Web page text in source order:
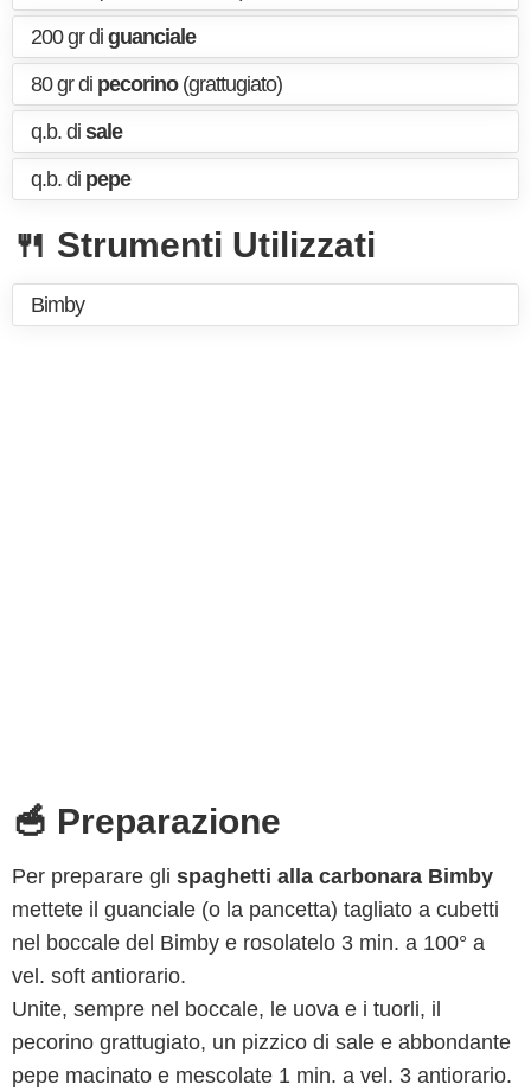
200 gr di guanciale
80 gr di pecorino(grattugiato)
q.b. di sale
q.b. di pepe
🍴 Strumenti Utilizzati
Bimby
🥣 Preparazione
Per preparare gli spaghetti alla carbonara Bimby
mettete il guanciale (o la pancetta) tagliato a cubetti
nel boccale del Bimby e rosolatelo 3 min. a 100° a
vel. soft antiorario.
Unite, sempre nel boccale, le uova e i tuorli, il
pecorino grattugiato, un pizzico di sale e abbondante
pepe macinato e mescolate 1 min. a vel. 3 antiorario.